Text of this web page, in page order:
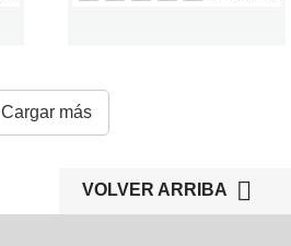
Cargar más
VOLVER ARRIBA 